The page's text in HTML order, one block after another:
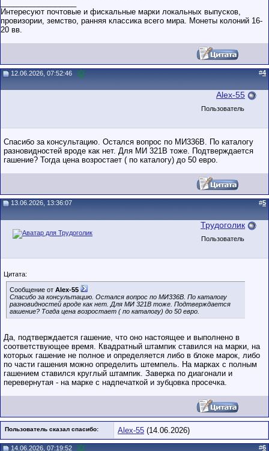
Интересуют почтовые и фискальные марки локальных выпусков,
провизории, земство, ранняя классика всего мира. Монеты колоний 16-
20 вв.
12.06.2026, 07:52:46 #4
Alex-55
Пользователь
Спасибо за консультацию. Остался вопрос по МИ336В. По каталогу
разновидностей вроде как нет. Для МИ 321В тоже. Подтверждается
гашение? Тогда цена возростает ( по каталогу) до 50 евро.
13.06.2026, 13:36:07 #5
Трудоголик
Пользователь
Цитата:
Сообщение от Alex-55
Спасибо за консультацию. Остался вопрос по МИ336В. По каталогу
разновидностей вроде как нет. Для МИ 321В тоже. Подтверждается
гашение? Тогда цена возростает ( по каталогу) до 50 евро.
Да, подтверждается гашение, что оно настоящее и выполнено в
соответствующее время. Квадратный штампик ставился на марки, на
которых гашение не полное и определяется либо в блоке марок, либо
по части гашения можно определить штемпель. На марках с полным
гашением ставился круглый штампик. Заверка по диагонали и
перевернутая - на марке с надпечаткой и зубцовка просечка.
Пользователь сказал cпасибо: Alex-55 (14.06.2026)
14.06.2026, 07:19:52 #6